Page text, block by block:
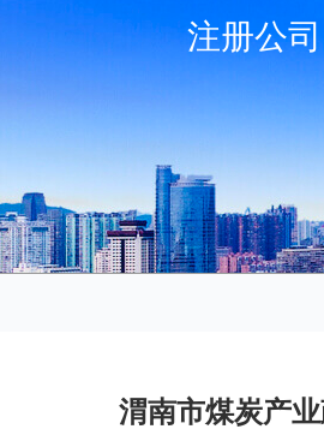
注册公
渭南市煤炭产